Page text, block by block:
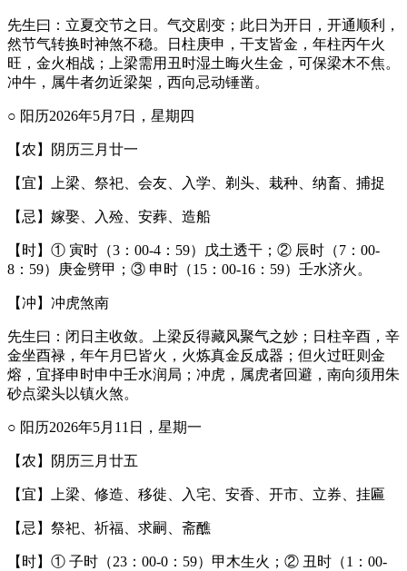
先生曰：立夏交节之日。气交剧变；此日为开日，开通顺利，
然节气转换时神煞不稳。日柱庚申，干支皆金，年柱丙午火
旺，金火相战；上梁需用丑时湿土晦火生金，可保梁木不焦。
冲牛，属牛者勿近梁架，西向忌动锤凿。
○ 阳历2026年5月7日，星期四
【农】阴历三月廿一
【宜】上梁、祭祀、会友、入学、剃头、栽种、纳畜、捕捉
【忌】嫁娶、入殓、安葬、造船
【时】① 寅时（3：00-4：59）戊土透干；② 辰时（7：00-
8：59）庚金劈甲；③ 申时（15：00-16：59）壬水济火。
【冲】冲虎煞南
先生曰：闭日主收敛。上梁反得藏风聚气之妙；日柱辛酉，辛
金坐酉禄，年午月巳皆火，火炼真金反成器；但火过旺则金
熔，宜择申时申中壬水润局；冲虎，属虎者回避，南向须用朱
砂点梁头以镇火煞。
○ 阳历2026年5月11日，星期一
【农】阴历三月廿五
【宜】上梁、修造、移徙、入宅、安香、开市、立券、挂匾
【忌】祭祀、祈福、求嗣、斋醮
【时】① 子时（23：00-0：59）甲木生火；② 丑时（1：00-